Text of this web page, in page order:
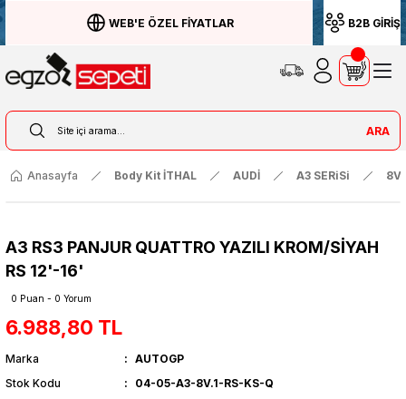
WEB'E ÖZEL FİYATLAR B2B GİRİŞ
ARA
Anasayfa Body Kit İTHAL AUDİ A3 SERiSi 8V
A3 RS3 PANJUR QUATTRO YAZILI KROM/SİYAH
RS 12'-16'
0 Puan - 0 Yorum
6.988,80 TL
Marka
AUTOGP
Stok Kodu
04-05-A3-8V.1-RS-KS-Q